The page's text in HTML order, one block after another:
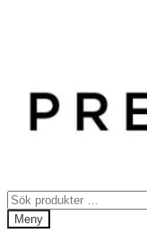
Sök
efter:
Meny